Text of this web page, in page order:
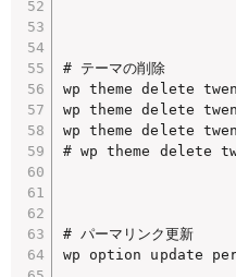
# テーマの削除
wp theme delete
wp theme delete
wp theme delete
# wp theme delete
# パーマリンク更新
wp option update